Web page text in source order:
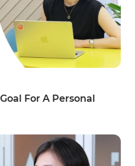
Hành trình xây dựng
Money Forward
For A Personal